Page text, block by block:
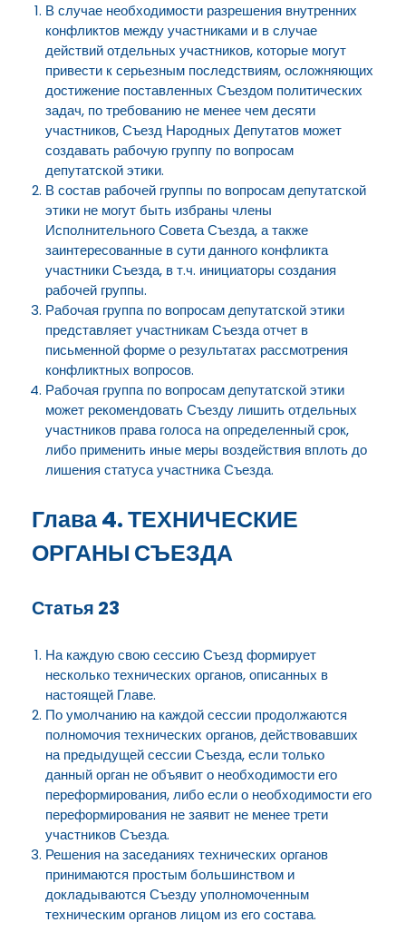
В случае необходимости разрешения внутренних
конфликтов между участниками и в случае
действий отдельных участников, которые могут
привести к серьезным последствиям, осложняющих
достижение поставленных Съездом политических
задач, по требованию не менее чем десяти
участников, Съезд Народных Депутатов может
создавать рабочую группу по вопросам
депутатской этики.
В состав рабочей группы по вопросам депутатской
этики не могут быть избраны члены
Исполнительного Совета Съезда, а также
заинтересованные в сути данного конфликта
участники Съезда, в т.ч. инициаторы создания
рабочей группы.
Рабочая группа по вопросам депутатской этики
представляет участникам Съезда отчет в
письменной форме о результатах рассмотрения
конфликтных вопросов.
Рабочая группа по вопросам депутатской этики
может рекомендовать Съезду лишить отдельных
участников права голоса на определенный срок,
либо применить иные меры воздействия вплоть до
лишения статуса участника Съезда.
Глава 4. ТЕХНИЧЕСКИЕ
ОРГАНЫ СЪЕЗДА
Статья 23
На каждую свою сессию Съезд формирует
несколько технических органов, описанных в
настоящей Главе.
По умолчанию на каждой сессии продолжаются
полномочия технических органов, действовавших
на предыдущей сессии Съезда, если только
данный орган не объявит о необходимости его
переформирования, либо если о необходимости его
переформирования не заявит не менее трети
участников Съезда.
Решения на заседаниях технических органов
принимаются простым большинством и
докладываются Съезду уполномоченным
техническим органов лицом из его состава.